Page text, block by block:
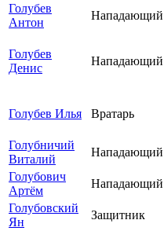
Голубев
Антон
Нападающий
Голубев
Денис
Нападающий
Голубев Илья Вратарь
Голубничий
Виталий
Нападающий
Голубович
Артём
Нападающий
Голубовский
Ян
Защитник